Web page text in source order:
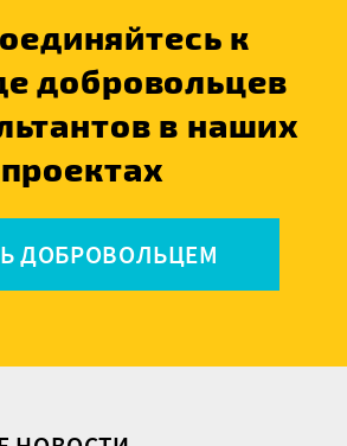
к
добровольцев
в наших
проектах
ДОБРОВОЛЬЦЕМ